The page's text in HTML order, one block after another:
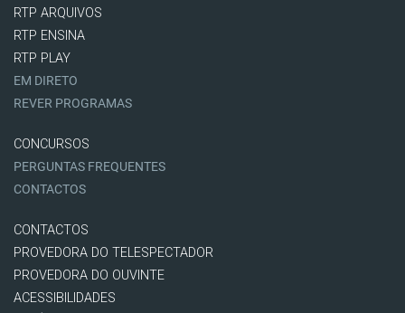
RTP ARQUIVOS
RTP ENSINA
RTP PLAY
EM DIRETO
REVER PROGRAMAS
CONCURSOS
PERGUNTAS FREQUENTES
CONTACTOS
CONTACTOS
PROVEDORA DO TELESPECTADOR
PROVEDORA DO OUVINTE
ACESSIBILIDADES